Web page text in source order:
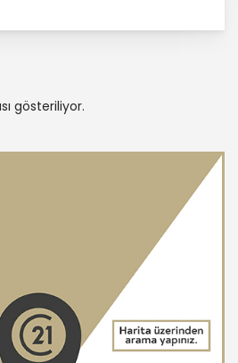
gösteriliyor.